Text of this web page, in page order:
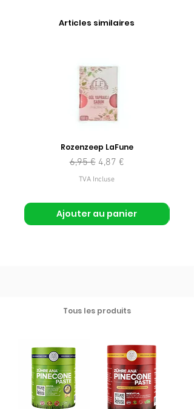
Articles similaires
Rozenzeep LaFune
Prix original
6,95 € Prix promotionnel
4,87 €
TVA Incluse
Ajouter au panier
Tous les produits